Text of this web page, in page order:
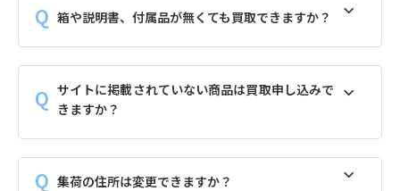
箱や説明書、付属品が無くても買取できますか？
サイトに掲載されていない商品は買取申し込みで
きますか？
集荷の住所は変更できますか？